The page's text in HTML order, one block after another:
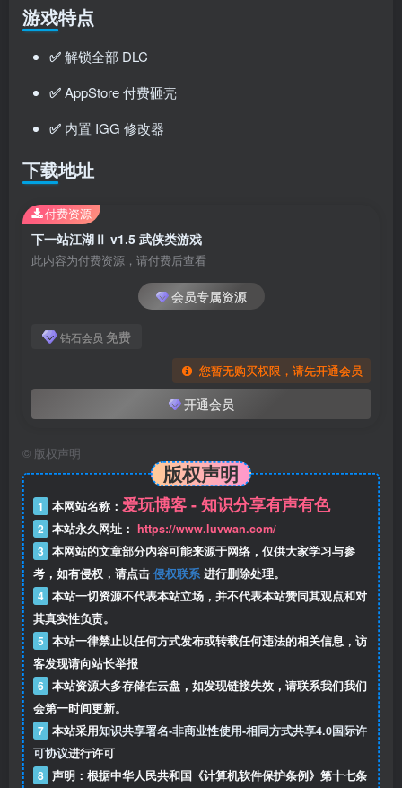
游戏特点
✅解锁全部 DLC
✅AppStore 付费砸壳
✅ 内置 IGG 修改器
下载地址
下一站江湖Ⅱ v1.5 武侠类游戏
此内容为付费资源，请付费后查看
会员专属资源
钻石会员 免费
您暂无购买权限，请先开通会员
开通会员
付费资源
© 版权声明
版权声明
1 本网站名称： 爱玩博客 - 知识分享有声有色
2 本站永久网址： https://www.luvwan.com/
3 本网站的文章部分内容可能来源于网络，仅供大家学习与参
考，如有侵权，请点击 侵权联系 进行删除处理。
4 本站一切资源不代表本站立场，并不代表本站赞同其观点和对
其真实性负责。
5 本站一律禁止以任何方式发布或转载任何违法的相关信息，访
客发现请向站长举报
6 本站资源大多存储在云盘，如发现链接失效，请联系我们我们
会第一时间更新。
7 本站采用知识共享署名-非商业性使用-相同方式共享4.0国际许
可协议进行许可
8 声明：根据中华人民共和国《计算机软件保护条例》第十七条